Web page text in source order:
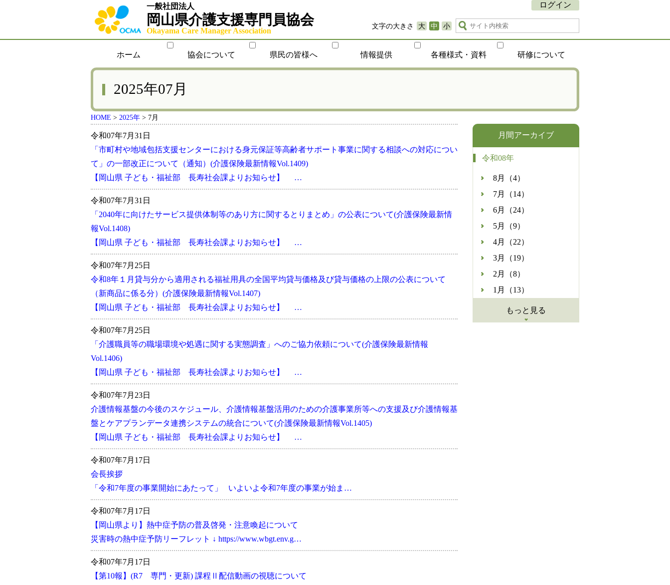
一般社団法人
岡山県介護支援専門員協会
Okayama Care Manager Association
文字の大きさ 大 中 小
ログイン
ホーム 協会について 県民の皆様へ 情報提供 各種様式・資料 研修について
2025年07月
HOME > 2025年 > 7月
令和07年7月31日
「市町村や地域包括支援センターにおける身元保証等高齢者サポート事業に関する相談への対応につい
て」の一部改正について（通知）(介護保険最新情報Vol.1409)
【岡山県 子ども・福祉部 長寿社会課よりお知らせ】 …
令和07年7月31日
「2040年に向けたサービス提供体制等のあり方に関するとりまとめ」の公表について(介護保険最新情
報Vol.1408)
【岡山県 子ども・福祉部 長寿社会課よりお知らせ】 …
令和07年7月25日
令和8年１月貸与分から適用される福祉用具の全国平均貸与価格及び貸与価格の上限の公表について
（新商品に係る分）(介護保険最新情報Vol.1407)
【岡山県 子ども・福祉部 長寿社会課よりお知らせ】 …
令和07年7月25日
「介護職員等の職場環境や処遇に関する実態調査」へのご協力依頼について(介護保険最新情報
Vol.1406)
【岡山県 子ども・福祉部 長寿社会課よりお知らせ】 …
令和07年7月23日
介護情報基盤の今後のスケジュール、介護情報基盤活用のための介護事業所等への支援及び介護情報基
盤とケアプランデータ連携システムの統合について(介護保険最新情報Vol.1405)
【岡山県 子ども・福祉部 長寿社会課よりお知らせ】 …
令和07年7月17日
会長挨拶
「令和7年度の事業開始にあたって」 いよいよ令和7年度の事業が始ま…
令和07年7月17日
【岡山県より】熱中症予防の普及啓発・注意喚起について
災害時の熱中症予防リーフレット ↓ https://www.wbgt.env.g…
令和07年7月17日
【第10報】(R7 専門・更新) 課程Ⅱ配信動画の視聴について
月間アーカイブ
令和08年
8月（4）
7月（14）
6月（24）
5月（9）
4月（22）
3月（19）
2月（8）
1月（13）
もっと見る